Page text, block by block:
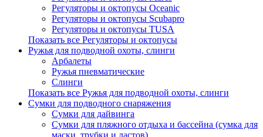
Регуляторы и октопусы Oceanic
Регуляторы и октопусы Scubapro
Регуляторы и октопусы TUSA
Показать все Регуляторы и октопусы
Ружья для подводной охоты, слинги
Арбалеты
Ружья пневматические
Слинги
Показать все Ружья для подводной охоты, слинги
Сумки для подводного снаряжения
Сумки для дайвинга
Сумки для пляжного отдыха и бассейна (сумка для
маски, трубки и ластов)